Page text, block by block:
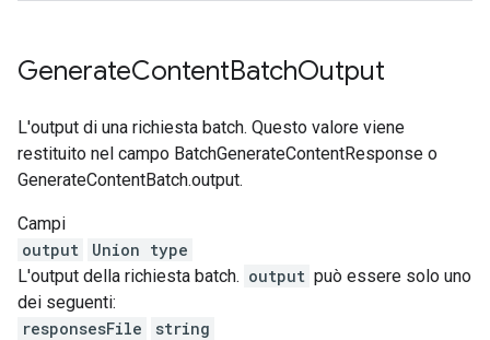
GenerateContentBatchOutput
L'output di una richiesta batch. Questo valore viene
restituito nel campo BatchGenerateContentResponse o
GenerateContentBatch.output.
Campi
output
Union type
L'output della richiesta batch. output può essere solo uno
dei seguenti:
responsesFile
string